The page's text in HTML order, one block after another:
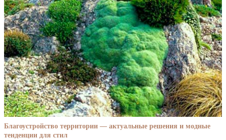
Благоустройство территории — актуальные решения и модные
тенденции для стил